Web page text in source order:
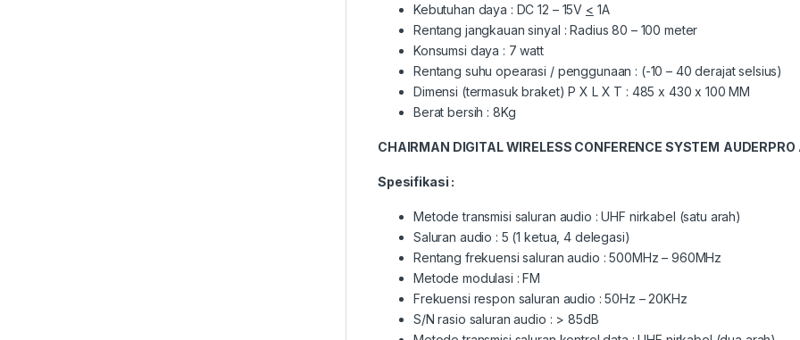
Kebutuhan daya : DC 12 – 15V < 1A
Rentang jangkauan sinyal : Radius 80 – 100 meter
Konsumsi daya : 7 watt
Rentang suhu opearasi / penggunaan : (-10 – 40 derajat selsius)
Dimensi (termasuk braket) P X L X T : 485 x 430 x 100 MM
Berat bersih : 8Kg
CHAIRMAN DIGITAL WIRELESS CONFERENCE SYSTEM
Spesifikasi :
Metode transmisi saluran audio : UHF nirkabel (satu arah)
Saluran audio : 5 (1 ketua, 4 delegasi)
Rentang frekuensi saluran audio : 500MHz – 960MHz
Metode modulasi : FM
Frekuensi respon saluran audio : 50Hz – 20KHz
S/N rasio saluran audio : > 85dB